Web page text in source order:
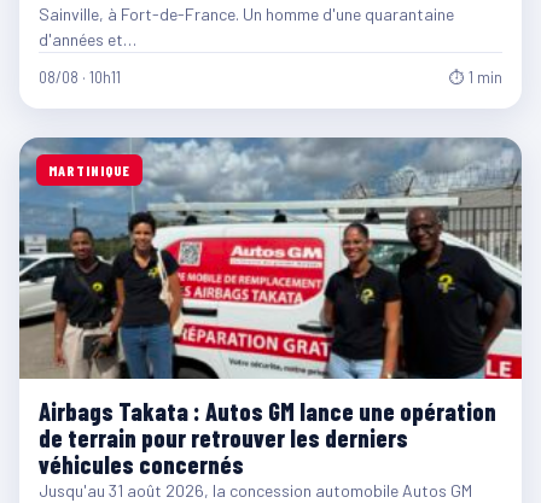
Sainville, à Fort-de-France. Un homme d'une quarantaine
d'années et…
08/08 · 10h11 ⏱ 1 min
MARTINIQUE
Airbags Takata : Autos GM lance une opération
de terrain pour retrouver les derniers
véhicules concernés
Jusqu'au 31 août 2026, la concession automobile Autos GM